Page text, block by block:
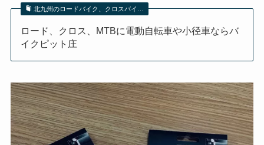
北九州のロードバイク、クロスバイ…
ロード、クロス、MTBに電動自転車や小径車ならバ
イクピット庄